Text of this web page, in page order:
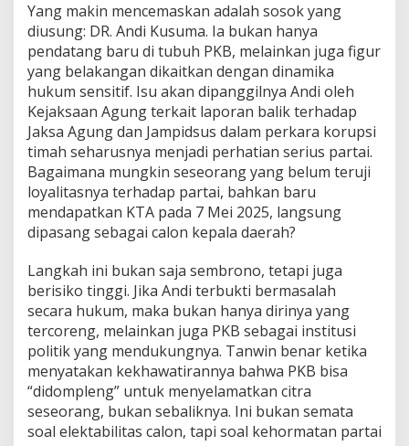
Yang makin mencemaskan adalah sosok yang
diusung: DR. Andi Kusuma. Ia bukan hanya
pendatang baru di tubuh PKB, melainkan juga figur
yang belakangan dikaitkan dengan dinamika
hukum sensitif. Isu akan dipanggilnya Andi oleh
Kejaksaan Agung terkait laporan balik terhadap
Jaksa Agung dan Jampidsus dalam perkara korupsi
timah seharusnya menjadi perhatian serius partai.
Bagaimana mungkin seseorang yang belum teruji
loyalitasnya terhadap partai, bahkan baru
mendapatkan KTA pada 7 Mei 2025, langsung
dipasang sebagai calon kepala daerah?
Langkah ini bukan saja sembrono, tetapi juga
berisiko tinggi. Jika Andi terbukti bermasalah
secara hukum, maka bukan hanya dirinya yang
tercoreng, melainkan juga PKB sebagai institusi
politik yang mendukungnya. Tanwin benar ketika
menyatakan kekhawatirannya bahwa PKB bisa
“didompleng” untuk menyelamatkan citra
seseorang, bukan sebaliknya. Ini bukan semata
soal elektabilitas calon, tapi soal kehormatan partai